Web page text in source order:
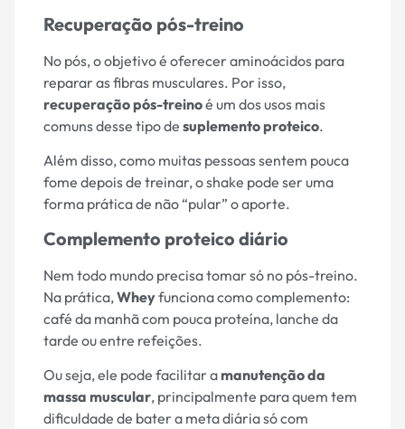
Recuperação pós-treino
No pós, o objetivo é oferecer aminoácidos para
reparar as fibras musculares. Por isso,
recuperação pós-treinoé um dos usos mais
comuns desse tipo de suplemento proteico.
Além disso, como muitas pessoas sentem pouca
fome depois de treinar, o shake pode ser uma
forma prática de não “pular” o aporte.
Complemento proteico diário
Nem todo mundo precisa tomar só no pós-treino.
Na prática,Wheyfunciona como complemento:
café da manhã com pouca proteína, lanche da
tarde ou entre refeições.
Ou seja, ele pode facilitar amanutenção da
massa muscular, principalmente para quem tem
dificuldade de bater a meta diária só com